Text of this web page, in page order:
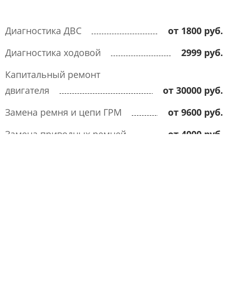
Диагностика ДВС
от 1800 руб.
Диагностика ходовой
2999 руб.
Капитальный ремонт
двигателя
от 30000 руб.
Замена ремня и цепи ГРМ
от 9600 руб.
Замена приводных ремней
от 4000 руб.